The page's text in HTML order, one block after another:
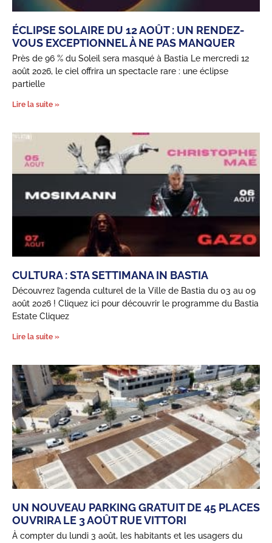
ÉCLIPSE SOLAIRE DU 12 AOÛT : UN RENDEZ-
VOUS EXCEPTIONNEL À NE PAS MANQUER
Près de 96 % du Soleil sera masqué à Bastia Le mercredi 12
août 2026, le ciel offrira un spectacle rare : une éclipse
partielle
Lire la suite »
CULTURA : STA SETTIMANA IN BASTIA
Découvrez l’agenda culturel de la Ville de Bastia du 03 au 09
août 2026 ! Cliquez ici pour découvrir le programme du Bastia
Estate Cliquez
Lire la suite »
UN NOUVEAU PARKING GRATUIT DE 45 PLACES
OUVRIRA LE 3 AOÛT RUE VITTORI
À compter du lundi 3 août, les habitants et les usagers du